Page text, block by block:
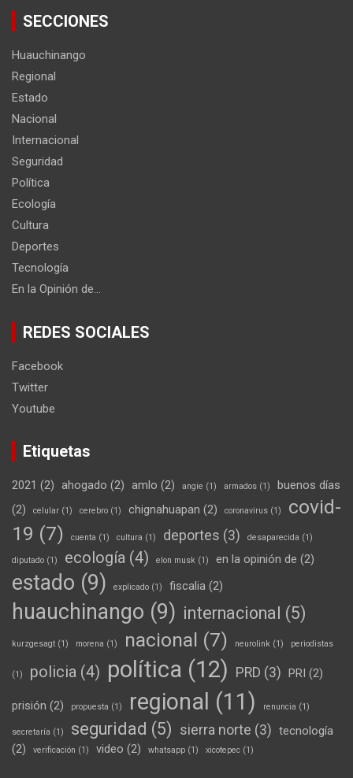
SECCIONES
Huauchinango
Regional
Estado
Nacional
Internacional
Seguridad
Política
Ecología
Cultura
Deportes
Tecnología
En la Opinión de…
REDES SOCIALES
Facebook
Twitter
Youtube
Etiquetas
2021 (2) ahogado (2) amlo (2) angie (1) armados (1)
buenos días
(2)
celular (1) cerebro (1) chignahuapan (2) coronavirus (1)
covid-
19 (7) cuenta (1) cultura (1) deportes (3) desaparecida (1)
diputado (1) ecología (4) elon musk (1) en la opinión de (2)
estado (9) explicado (1) fiscalia (2)
huauchinango (9) internacional (5)
kurzgesagt (1) morena (1) nacional (7) neurolink (1) periodistas
(1) policia (4) política (12) PRD (3) PRI (2)
prisión (2) propuesta (1) regional (11) renuncia (1)
secretaría (1) seguridad (5) sierra norte (3) tecnología
(2)
verificación (1) video (2) whatsapp (1) xicotepec (1)